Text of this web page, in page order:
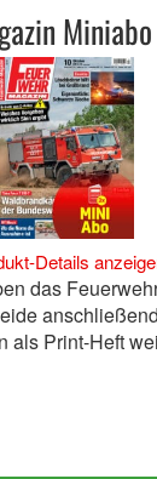
Miniabo
Details
das
als Print-Heft